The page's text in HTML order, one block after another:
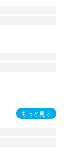
もっと見る